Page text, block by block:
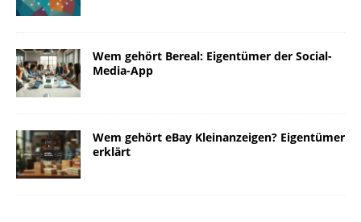
Wem gehört Bereal: Eigentümer der Social-
Media-App
Wem gehört eBay Kleinanzeigen? Eigentümer
erklärt